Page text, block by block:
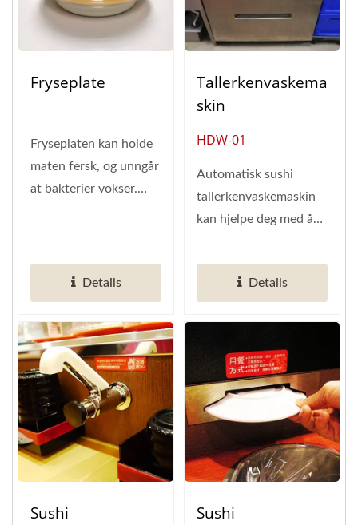
Fryseplate
Fryseplaten kan holde
maten fersk, og unngår
at bakterier vokser.
Details
Tallerkenvaskema
Skin
HDW-01
Automatisk sushi
tallerkenvaskemaskin
kan hjelpe deg med å
mengdene brukte...
Details
Sushi
Sushi